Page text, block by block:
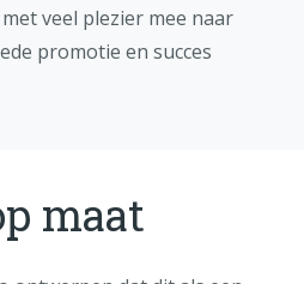
veel plezier mee naar
promotie en succes
maat